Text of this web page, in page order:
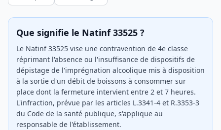
Que signifie le Natinf 33525 ?
Le Natinf 33525 vise une contravention de 4e classe
réprimant l'absence ou l'insuffisance de dispositifs de
dépistage de l'imprégnation alcoolique mis à disposition
à la sortie d'un débit de boissons à consommer sur
place dont la fermeture intervient entre 2 et 7 heures.
L'infraction, prévue par les articles L.3341-4 et R.3353-3
du Code de la santé publique, s'applique au
responsable de l'établissement.